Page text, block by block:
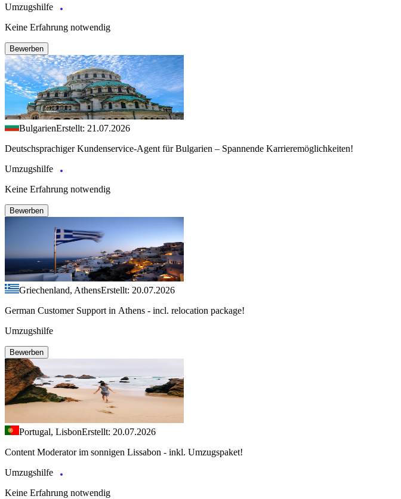
Umzugshilfe
Keine Erfahrung notwendig
Bewerben
BulgarienErstellt: 21.07.2026
Deutschsprachiger Kundenservice-Agent für Bulgarien – Spannende Karrieremöglichkeiten!
Umzugshilfe
Keine Erfahrung notwendig
Bewerben
Griechenland, AthensErstellt: 20.07.2026
German Customer Support in Athens - incl. relocation package!
Umzugshilfe
Bewerben
Portugal, LisbonErstellt: 20.07.2026
Content Moderator im sonnigen Lissabon - inkl. Umzugspaket!
Umzugshilfe
Keine Erfahrung notwendig